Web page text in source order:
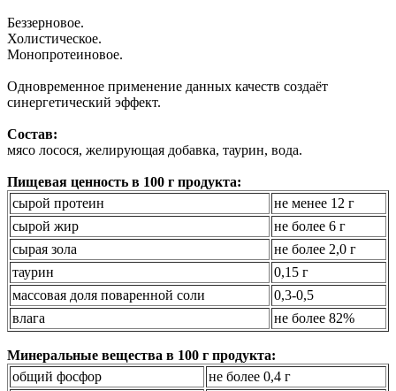
Беззерновое.
Холистическое.
Монопротеиновое.
Одновременное применение данных качеств создаёт
синергетический эффект.
Состав:
мясо лосося, желирующая добавка, таурин, вода.
Пищевая ценность в 100 г продукта:
сырой протеин
не менее 12 г
сырой жир
не более 6 г
сырая зола
не более 2,0 г
таурин
0,15 г
массовая доля поваренной соли
0,3-0,5
влага
не более 82%
Минеральные вещества в 100 г продукта:
общий фосфор
не более 0,4 г